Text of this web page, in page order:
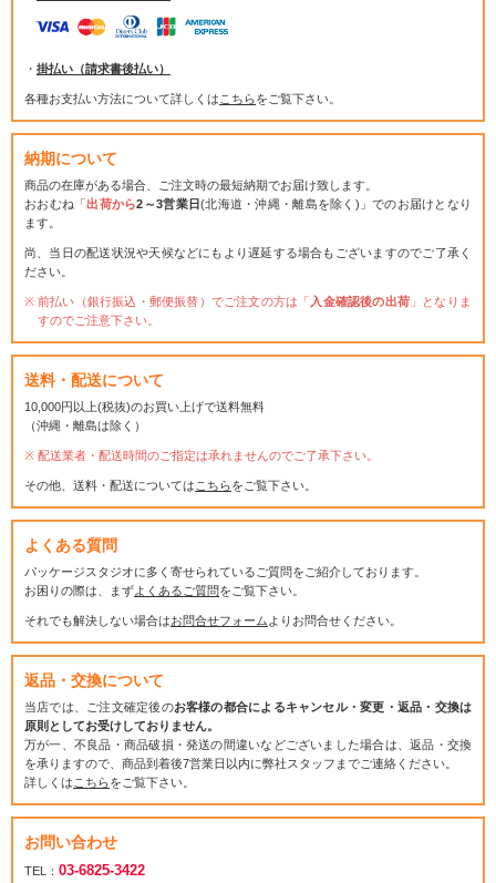
・ 掛払い（請求書後払い）
各種お支払い方法について詳しくは こちらをご覧下さい。
納期について
商品の在庫がある場合、ご注文時の最短納期でお届け致します。
おおむね「出荷から2～3営業日(北海道・沖縄・離島を除く)」でのお届けとなり
ます。
尚、当日の配送状況や天候などにもより遅延する場合もございますのでご了承く
ださい。
前払い（銀行振込・郵便振替）でご注文の方は「 入金確認後の出荷 」となりま
すのでご注意下さい。
送料・配送について
10,000円以上(税抜)のお買い上げで送料無料
（沖縄・離島は除く）
配送業者・配送時間のご指定は承れませんのでご了承下さい。
その他、送料・配送については こちらをご覧下さい。
よくある質問
パッケージスタジオに多く寄せられているご質問をご紹介しております。
お困りの際は、まずよくあるご質問をご覧下さい。
それでも解決しない場合はお問合せフォーム よりお問合せください。
返品・交換について
当店では、ご注文確定後のお客様の都合によるキャンセル・変更・返品・交換は
原則としてお受けしておりません。
万が一、不良品・商品破損・発送の間違いなどございました場合は、返品・交換
を承りますので、商品到着後7営業日以内に弊社スタッフまでご連絡ください。
詳しくは こちらをご覧下さい。
お問い合わせ
TEL： 03-6825-3422